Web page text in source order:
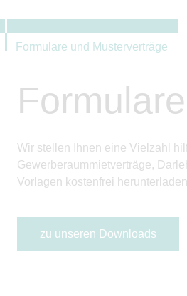
Formulare und Musterverträge
Wir stellen Ihnen eine Vielzahl
Gewerberaummietverträge,
Vorlagen kostenfrei
zu unseren Downloads